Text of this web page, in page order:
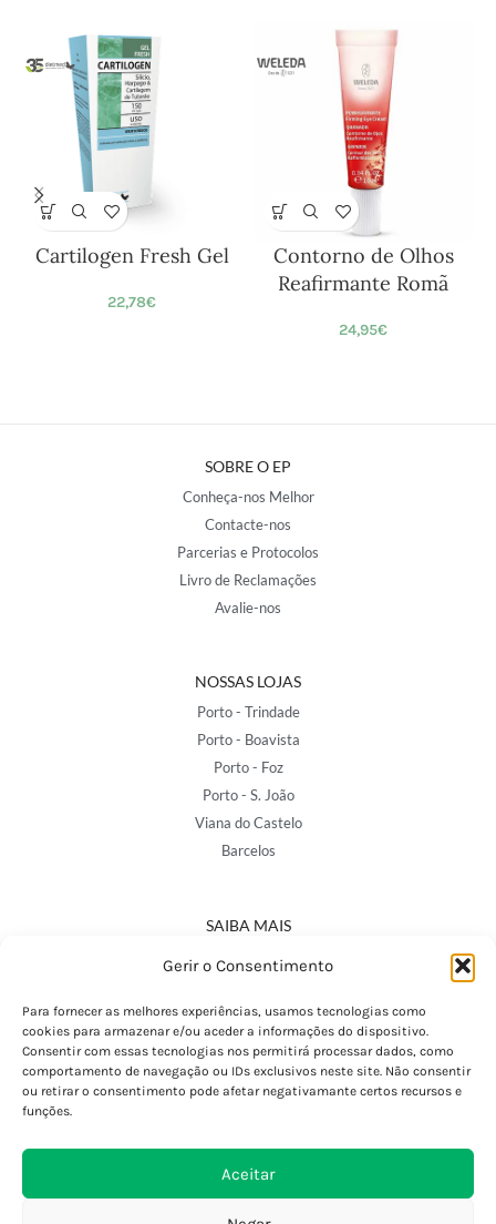
Gerir o Consentimento
Para fornecer as melhores experiências, usamos tecnologias como
cookies para armazenar e/ou aceder a informações do dispositivo.
Consentir com essas tecnologias nos permitirá processar dados, como
comportamento de navegação ou IDs exclusivos neste site. Não consentir
ou retirar o consentimento pode afetar negativamante certos recursos e
funções.
Aceitar
Cartilogen Fresh Gel
22,78€
Contorno de Olhos
Reafirmante Romã
24,95€
SOBRE O EP
Conheça-nos Melhor
Contacte-nos
Parcerias e Protocolos
Livro de Reclamações
Avalie-nos
NOSSAS LOJAS
Porto - Trindade
Porto - Boavista
Porto - Foz
Porto - S. João
Viana do Castelo
Barcelos
SAIBA MAIS
Política de Privacidade
Termos e Condições
Perguntas Frequentes
Custos de Envio
Encomendas Internacionais
Devoluções e Trocas